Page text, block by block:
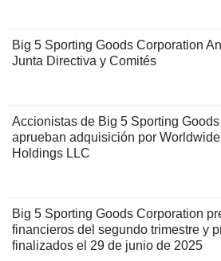
Big 5 Sporting Goods Corporation
Junta Directiva y Comités
Accionistas de Big 5 Sporting
aprueban adquisición por
Holdings LLC
Big 5 Sporting Goods Corporation
financieros del segundo trimestre y
finalizados el 29 de junio de 2025